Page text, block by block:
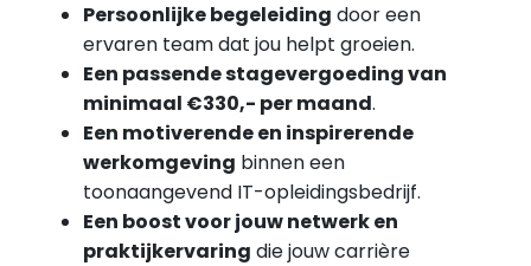
Persoonlijke begeleiding door een
ervaren team dat jou helpt groeien.
Een passende stagevergoeding van
minimaal €330,- per maand.
Een motiverende en inspirerende
werkomgeving binnen een
toonaangevend IT-opleidingsbedrijf.
Een boost voor jouw netwerk en
praktijkervaring die jouw carrière